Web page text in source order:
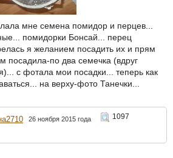
мне семена помидор и перцев...
помидорки Бонсай... перец
я желанием посадить их и прям
посадила-по два семечка (вдруг
с фотала мои посадки... теперь как
на верху-фото Танечки...
26 ноября 2015 года
1097